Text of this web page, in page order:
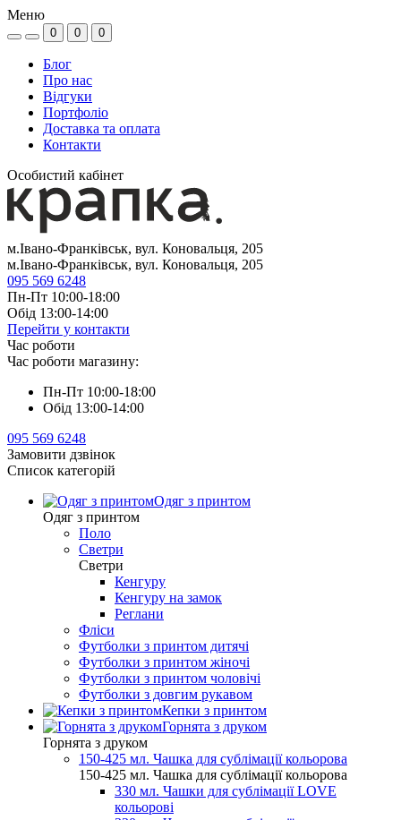
Меню
0 0 0
Блог
Про нас
Відгуки
Портфоліо
Доставка та оплата
Контакти
Особистий кабінет
м.Івано-Франківськ, вул. Коновальця, 205
м.Івано-Франківськ, вул. Коновальця, 205
095 569 6248
Пн-Пт 10:00-18:00
Обід 13:00-14:00
Перейти у контакти
Час роботи
Час роботи магазину:
Пн-Пт 10:00-18:00
Обід 13:00-14:00
095 569 6248
Замовити дзвінок
Список категорій
Одяг з принтом
Одяг з принтом
Поло
Светри
Светри
Кенгуру
Кенгуру на замок
Реглани
Фліси
Футболки з принтом дитячі
Футболки з принтом жіночі
Футболки з принтом чоловічі
Футболки з довгим рукавом
Кепки з принтом
Горнята з друком
Горнята з друком
150-425 мл. Чашка для сублімації кольорова
150-425 мл. Чашка для сублімації кольорова
330 мл. Чашки для сублімації LOVE
кольорові